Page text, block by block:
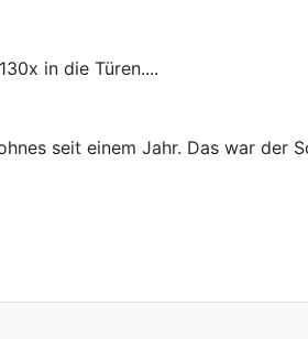
in die Türen....
seit einem Jahr. Das war